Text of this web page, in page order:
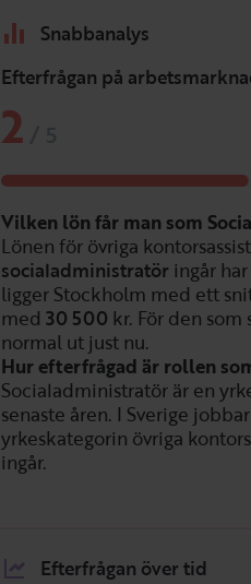
Snabbanalys
Efterfrågan på
2
Vilken lön får man som
Lönen för övriga
socialadministratör ingår
ligger Stockholm med ett
med 30 500 kr. För den
normal ut just nu.
Hur efterfrågad är rollen
Socialadministratör är en
senaste åren. I Sverige
yrkeskategorin övriga
ingår.
Efterfrågan över tid